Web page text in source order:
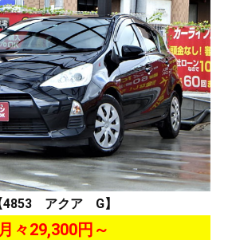
4853 アクア G】
月々29,300円～